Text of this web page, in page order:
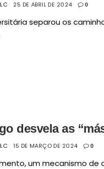
25 DE ABRIL DE 2024 0
separou os
desvela as
15 DE MARÇO DE 2024 0
um mecanismo